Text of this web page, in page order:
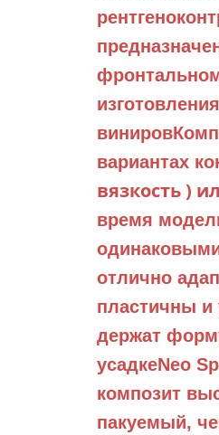
виниров
вариантах
вязкость )
время
отлично
пластичны и
держат
усадкеNeo
композит
пакуемый,